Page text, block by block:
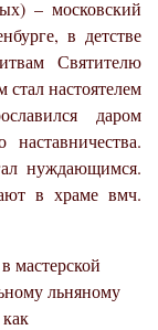
– московский
в детстве
Святителю
настоятелем
даром
нуждающимся.
в храме вмч.
мастерской
льняному